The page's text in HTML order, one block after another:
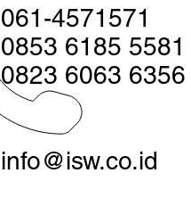
061-4571571
0853 6185 5581
0823 6063 6356
info@isw.co.id